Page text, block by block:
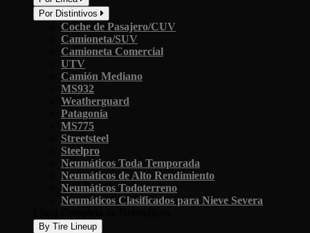
Por Distintivos
Coche de Pasajero/CUV
Camioneta/SUV
Camioneta Comercial
UTV
Camión Mediano
MS932
Weatherguard
Patagonia
MS775
Streetsteel
Steelpro
Neumáticos Toda Temporada
Neumáticos de Alto Rendimiento
Neumáticos Todoterreno
Neumáticos Clasificados para Nieve Severa
By Tire Lineup